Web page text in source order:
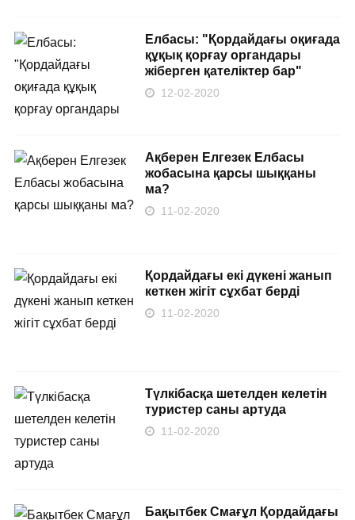
Елбасы: "Қордайдағы оқиғада
құқық қорғау органдары
жіберген қателіктер бар"
12-02-2020
Ақберен Елгезек Елбасы
жобасына қарсы шыққаны
ма?
11-02-2020
Қордайдағы екі дүкені жанып
кеткен жігіт сұхбат берді
11-02-2020
Түлкібасқа шетелден келетін
туристер саны артуда
11-02-2020
Бақытбек Смағұл Қордайдағы